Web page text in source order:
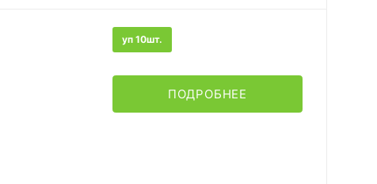
уп 10шт.
ПОДРОБНЕЕ